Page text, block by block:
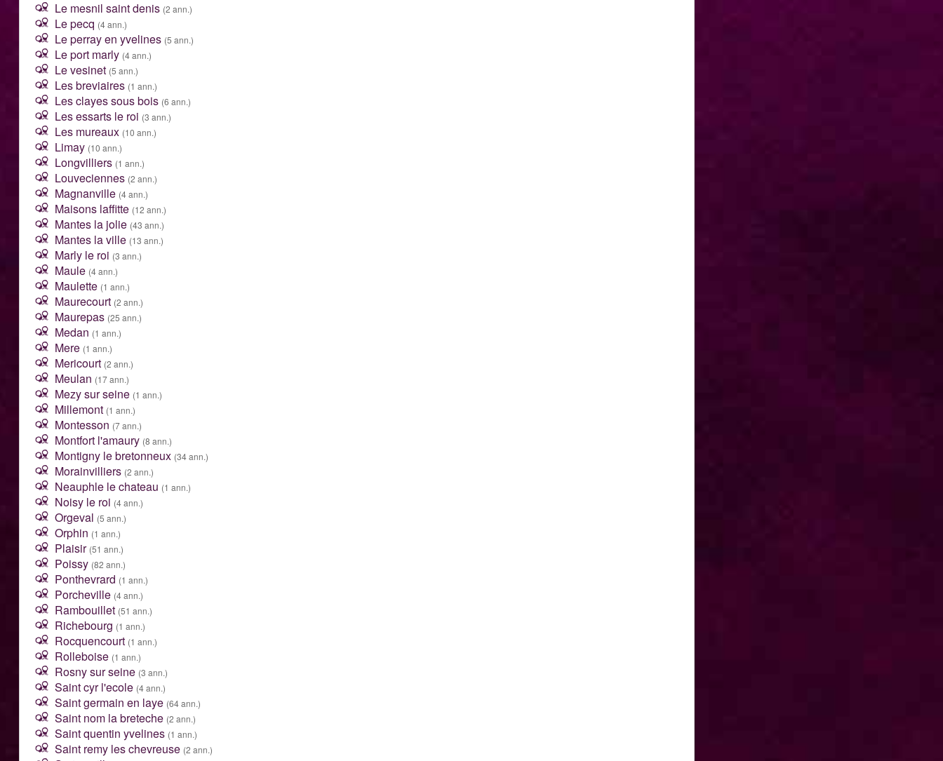
Le mesnil saint denis (2 ann.)
Le pecq (4 ann.)
Le perray en yvelines (5 ann.)
Le port marly (4 ann.)
Le vesinet (5 ann.)
Les breviaires (1 ann.)
Les clayes sous bois (6 ann.)
Les essarts le roi (3 ann.)
Les mureaux (10 ann.)
Limay (10 ann.)
Longvilliers (1 ann.)
Louveciennes (2 ann.)
Magnanville (4 ann.)
Maisons laffitte (12 ann.)
Mantes la jolie (43 ann.)
Mantes la ville (13 ann.)
Marly le roi (3 ann.)
Maule (4 ann.)
Maulette (1 ann.)
Maurecourt (2 ann.)
Maurepas (25 ann.)
Medan (1 ann.)
Mere (1 ann.)
Mericourt (2 ann.)
Meulan (17 ann.)
Mezy sur seine (1 ann.)
Millemont (1 ann.)
Montesson (7 ann.)
Montfort l'amaury (8 ann.)
Montigny le bretonneux (34 ann.)
Morainvilliers (2 ann.)
Neauphle le chateau (1 ann.)
Noisy le roi (4 ann.)
Orgeval (5 ann.)
Orphin (1 ann.)
Plaisir (51 ann.)
Poissy (82 ann.)
Ponthevrard (1 ann.)
Porcheville (4 ann.)
Rambouillet (51 ann.)
Richebourg (1 ann.)
Rocquencourt (1 ann.)
Rolleboise (1 ann.)
Rosny sur seine (3 ann.)
Saint cyr l'ecole (4 ann.)
Saint germain en laye (64 ann.)
Saint nom la breteche (2 ann.)
Saint quentin yvelines (1 ann.)
Saint remy les chevreuse (2 ann.)